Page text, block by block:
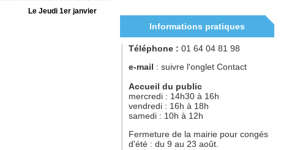
Le Jeudi 1er janvier
Informations pratiques
Téléphone : 01 64 04 81 98
e-mail : suivre l'onglet Contact
Accueil du public
mercredi : 14h30 à 16h
vendredi : 16h à 18h
samedi : 10h à 12h
Fermeture de la mairie pour congés
d'été : du 9 au 23 août.